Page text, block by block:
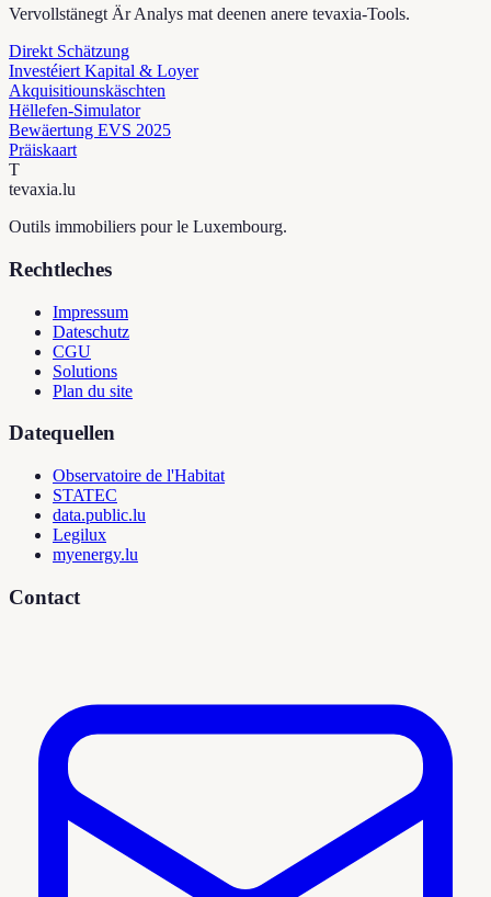
Vervollstänegt Är Analys mat deenen anere tevaxia-Tools.
Direkt Schätzung
Investéiert Kapital & Loyer
Akquisitiounskäschten
Hëllefen-Simulator
Bewäertung EVS 2025
Präiskaart
T
tevaxia.lu
Outils immobiliers pour le Luxembourg.
Rechtleches
Impressum
Dateschutz
CGU
Solutions
Plan du site
Datequellen
Observatoire de l'Habitat
STATEC
data.public.lu
Legilux
myenergy.lu
Contact